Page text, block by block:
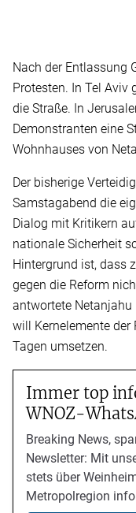
Nach der Entlassung
Protesten. In Tel Aviv
die Straße. In
Demonstranten eine
Wohnhauses von
Der bisherige
Samstagabend die
Dialog mit Kritikern
nationale Sicherheit
Hintergrund ist, dass
gegen die Reform
antwortete Netanjahu
will Kernelemente
Tagen umsetzen.
Immer top
WNOZ-
Breaking News,
Newsletter: Mit
stets über
Metropolregion